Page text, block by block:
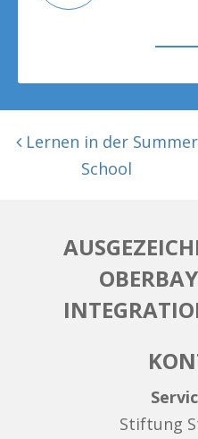
Lernen in der Summer
School
Stiftung